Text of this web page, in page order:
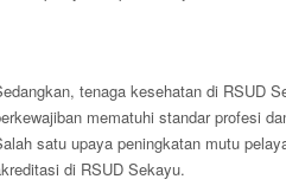
tenaga kesehatan di RSUD
mematuhi standar profesi
satu upaya peningkatan mutu
di RSUD Sekayu.